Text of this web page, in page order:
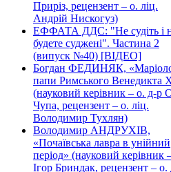
Приріз, рецензент – о. ліц.
Андрій Нискогуз)
ЕФФАТА ДДС: "Не судіть і
будете суджені". Частина 2
(випуск №40) [ВІДЕО]
Богдан ФЕДИНЯК,
папи Римського Венедикта
(науковий керівник – о. д-р
Чупа, рецензент – о. ліц.
Володимир Тухлян)
Володимир АНДРУХІВ,
«Почаївська лавра в унійний
період» (науковий керівник
Ігор Бриндак, рецензент – о.